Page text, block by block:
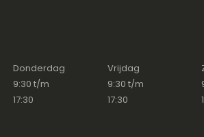
Donderdag
9:30 t/m
17:30
Vrijdag
9:30 t/m
17:30